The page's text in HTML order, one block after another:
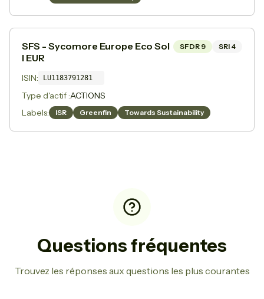
SFS - Sycomore Europe Eco Sol
I EUR
SFDR 9 SRI 4
ISIN: LU1183791281
Type d'actif :ACTIONS
Labels:
ISR Greenfin Towards Sustainability
Questions fréquentes
Trouvez les réponses aux questions les plus courantes